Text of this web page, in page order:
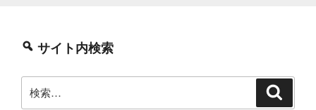
サイト内検索
索: